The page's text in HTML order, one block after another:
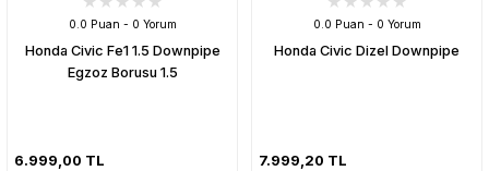
0.0 Puan - 0 Yorum
Honda Civic Fe1 1.5 Downpipe
Egzoz Borusu 1.5
6.999,00 TL
0.0 Puan - 0 Yorum
Honda Civic Dizel Downpipe
7.999,20 TL